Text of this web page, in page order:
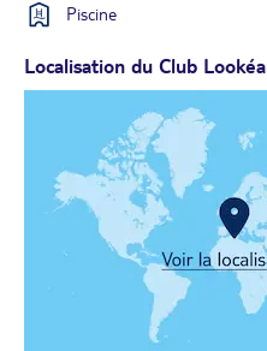
Piscine
Localisation du Club Lookéa